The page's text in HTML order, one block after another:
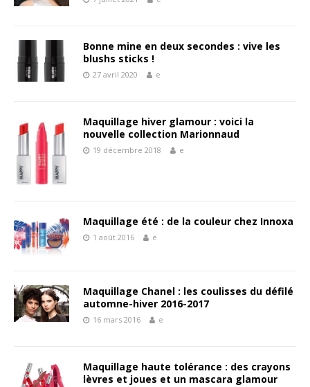
Bonne mine en deux secondes : vive les
blushs sticks !
27 avril 2020 e
Maquillage hiver glamour : voici la
nouvelle collection Marionnaud
19 décembre 2018 e
Maquillage été : de la couleur chez Innoxa
1 août 2016 e
Maquillage Chanel : les coulisses du défilé
automne-hiver 2016-2017
16 mars 2016 e
Maquillage haute tolérance : des crayons
lèvres et joues et un mascara glamour